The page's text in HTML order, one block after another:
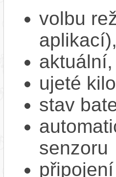
volbu
ujeté
stav
senzoru